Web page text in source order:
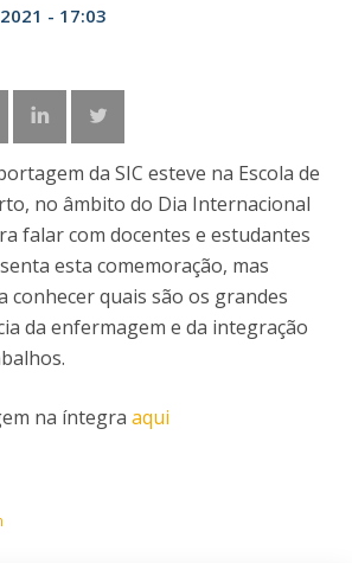
- 17:03
da SIC esteve na Escola de
no âmbito do Dia Internacional
falar com docentes e estudantes
esta comemoração, mas
conhecer quais são os grandes
da enfermagem e da integração
na íntegra aqui